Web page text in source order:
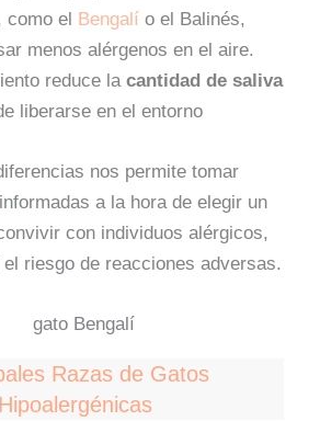
como el Bengalí o el Balinés,
menos alérgenos en el aire.
reduce lacantidad de saliva
liberarse en el entorno
nos permite tomar
a la hora de elegir un
con individuos alérgicos,
riesgo de reacciones adversas.
Razas de Gatos
Hipoalergénicas